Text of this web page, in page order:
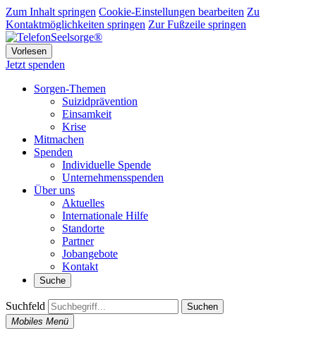
Zum Inhalt springen Cookie-Einstellungen bearbeiten Zu
Kontaktmöglichkeiten springen Zur Fußzeile springen
Vorlesen
Jetzt spenden
Sorgen-Themen
Suizidprävention
Einsamkeit
Krise
Mitmachen
Spenden
Individuelle Spende
Unternehmensspenden
Über uns
Aktuelles
Internationale Hilfe
Standorte
Partner
Jobangebote
Kontakt
Suche
Suchfeld
Suchen
Mobiles Menü